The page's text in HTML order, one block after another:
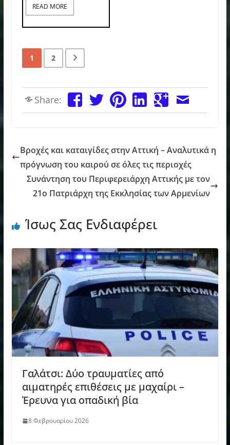
READ MORE
1 2
Share:
Βροχές και καταιγίδες στην Αττική – Αναλυτικά η
πρόγνωση του καιρού σε όλες τις περιοχές
Συνάντηση του Περιφερειάρχη Αττικής με τον
21ο Πατριάρχη της Εκκλησίας των Αρμενίων
Ίσως Σας Ενδιαφέρει
Γαλάτσι: Δύο τραυματίες από
αιματηρές επιθέσεις με μαχαίρι –
Έρευνα για οπαδική βία
8 Φεβρουαρίου 2026